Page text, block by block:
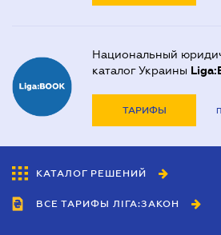
Национальный
каталог Украины
ТАРИФЫ
КАТАЛОГ РЕШЕНИЙ
ВСЕ ТАРИФЫ ЛІГА:ЗАКОН